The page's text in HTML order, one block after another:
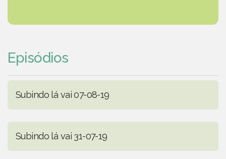
Episódios
Subindo lá vai 07-08-19
Subindo lá vai 31-07-19